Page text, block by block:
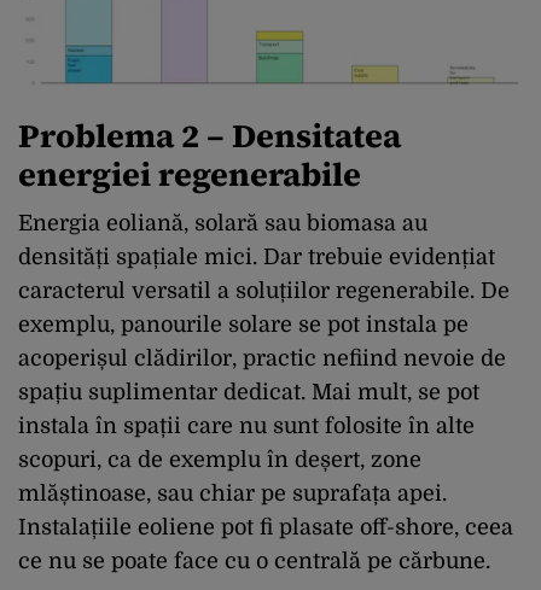
Problema 2 – Densitatea
energiei regenerabile
Energia eoliană, solară sau biomasa au
densități spațiale mici. Dar trebuie evidențiat
caracterul versatil a soluțiilor regenerabile. De
exemplu, panourile solare se pot instala pe
acoperișul clădirilor, practic nefiind nevoie de
spațiu suplimentar dedicat. Mai mult, se pot
instala în spații care nu sunt folosite în alte
scopuri, ca de exemplu în deșert, zone
mlăștinoase, sau chiar pe suprafața apei.
Instalațiile eoliene pot fi plasate off-shore, ceea
ce nu se poate face cu o centrală pe cărbune.